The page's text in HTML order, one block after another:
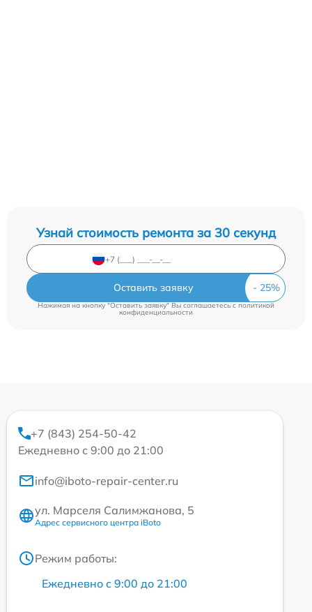
Узнай стоимость ремонта за 30 секунд
Оставить заявку
Нажимая на кнопку "Оставить заявку" Вы соглашаетесь c политикой
конфиденциальности
+7 (843) 254-50-42
Ежедневно с 9:00 до 21:00
info@iboto-repair-center.ru
ул. Марселя Салимжанова, 5
Адрес сервисного центра iBoto
Режим работы:
Ежедневно с 9:00 до 21:00